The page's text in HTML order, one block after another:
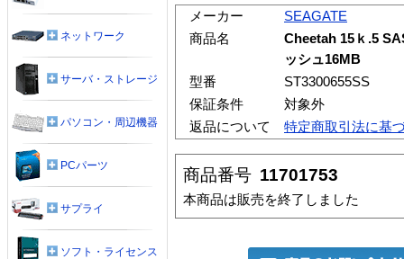
メーカー
SEAGATE
商品名
Cheetah 15ｋ.5
ッシュ16MB
型番
ST3300655SS
保証条件
対象外
返品について
特定商取引法に基
商品番号 11701753
本商品は販売を終了しました
ネットワーク
サーバ・ストレージ
パソコン・周辺機器
PCパーツ
サプライ
ソフト・ライセンス